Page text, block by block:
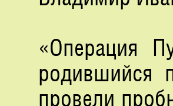
«Операция
родившийся
провели